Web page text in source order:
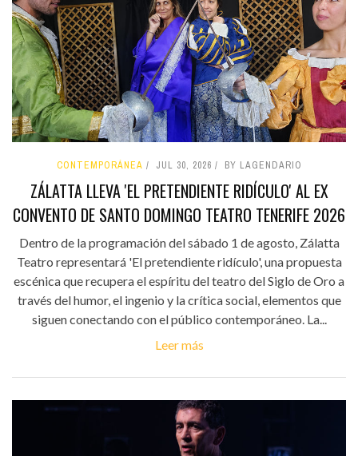
CONTEMPORÁNEA JUL 30, 2026 BY LAGENDARIO
ZÁLATTA LLEVA 'EL PRETENDIENTE RIDÍCULO' AL EX
CONVENTO DE SANTO DOMINGO TEATRO TENERIFE 2026
Dentro de la programación del sábado 1 de agosto, Zálatta
Teatro representará 'El pretendiente ridículo', una propuesta
escénica que recupera el espíritu del teatro del Siglo de Oro a
través del humor, el ingenio y la crítica social, elementos que
siguen conectando con el público contemporáneo. La...
Leer más